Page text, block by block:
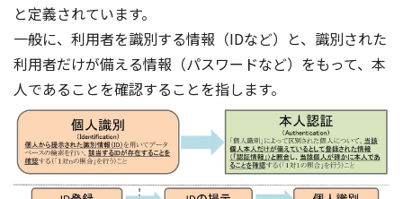
と定義されています。
一般に、利用者を識別する情報（IDなど）と、識別された
利用者だけが備える情報（パスワードなど）をもって、本
人であることを確認することを指します。